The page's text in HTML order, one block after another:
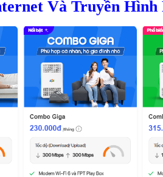
Và Truyền